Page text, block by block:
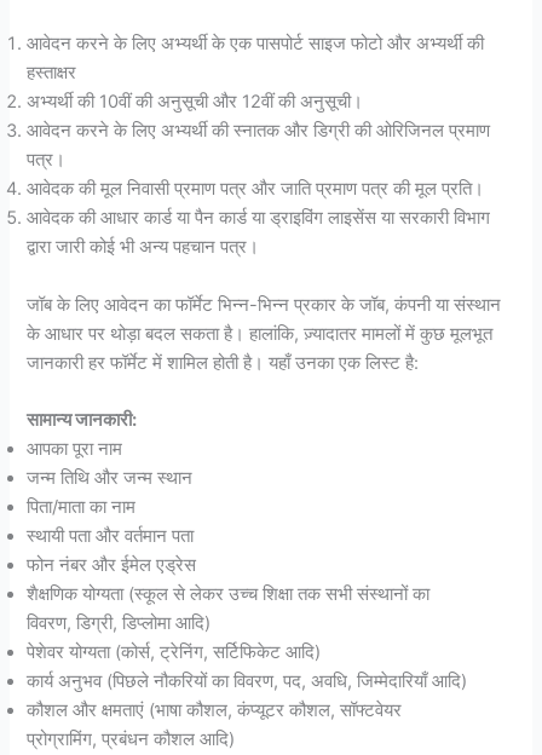
आवेदन करने के लिए अभ्यर्थी के एक पासपोर्ट साइज फोटो और अभ्यर्थी की
हस्ताक्षर
अभ्यर्थी की 10वीं की अनुसूची और 12वीं की अनुसूची।
आवेदन करने के लिए अभ्यर्थी की स्नातक और डिग्री की ओरिजिनल प्रमाण
पत्र।
आवेदक की मूल निवासी प्रमाण पत्र और जाति प्रमाण पत्र की मूल प्रति।
आवेदक की आधार कार्ड या पैन कार्ड या ड्राइविंग लाइसेंस या सरकारी विभाग
द्वारा जारी कोई भी अन्य पहचान पत्र।
जॉब के लिए आवेदन का फॉर्मेट भिन्न-भिन्न प्रकार के जॉब, कंपनी या संस्थान
के आधार पर थोड़ा बदल सकता है। हालांकि, ज़्यादातर मामलों में कुछ मूलभूत
जानकारी हर फॉर्मेट में शामिल होती है। यहाँ उनका एक लिस्ट है:
सामान्य जानकारी:
आपका पूरा नाम
जन्म तिथि और जन्म स्थान
पिता/माता का नाम
स्थायी पता और वर्तमान पता
फोन नंबर और ईमेल एड्रेस
शैक्षणिक योग्यता (स्कूल से लेकर उच्च शिक्षा तक सभी संस्थानों का
विवरण, डिग्री, डिप्लोमा आदि)
पेशेवर योग्यता (कोर्स, ट्रेनिंग, सर्टिफिकेट आदि)
कार्य अनुभव (पिछले नौकरियों का विवरण, पद, अवधि, जिम्मेदारियाँ आदि)
कौशल और क्षमताएं (भाषा कौशल, कंप्यूटर कौशल, सॉफ्टवेयर
प्रोग्रामिंग, प्रबंधन कौशल आदि)